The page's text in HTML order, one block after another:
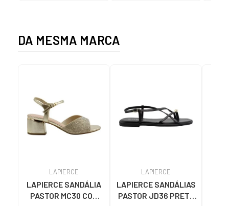
DA MESMA MARCA
LAPIERCE
LAPIERCE SANDÁLIA
PASTOR MC30 COM
LAPIERCE
LAPIERCE SANDÁLIAS
PASTOR JD36 PRETO